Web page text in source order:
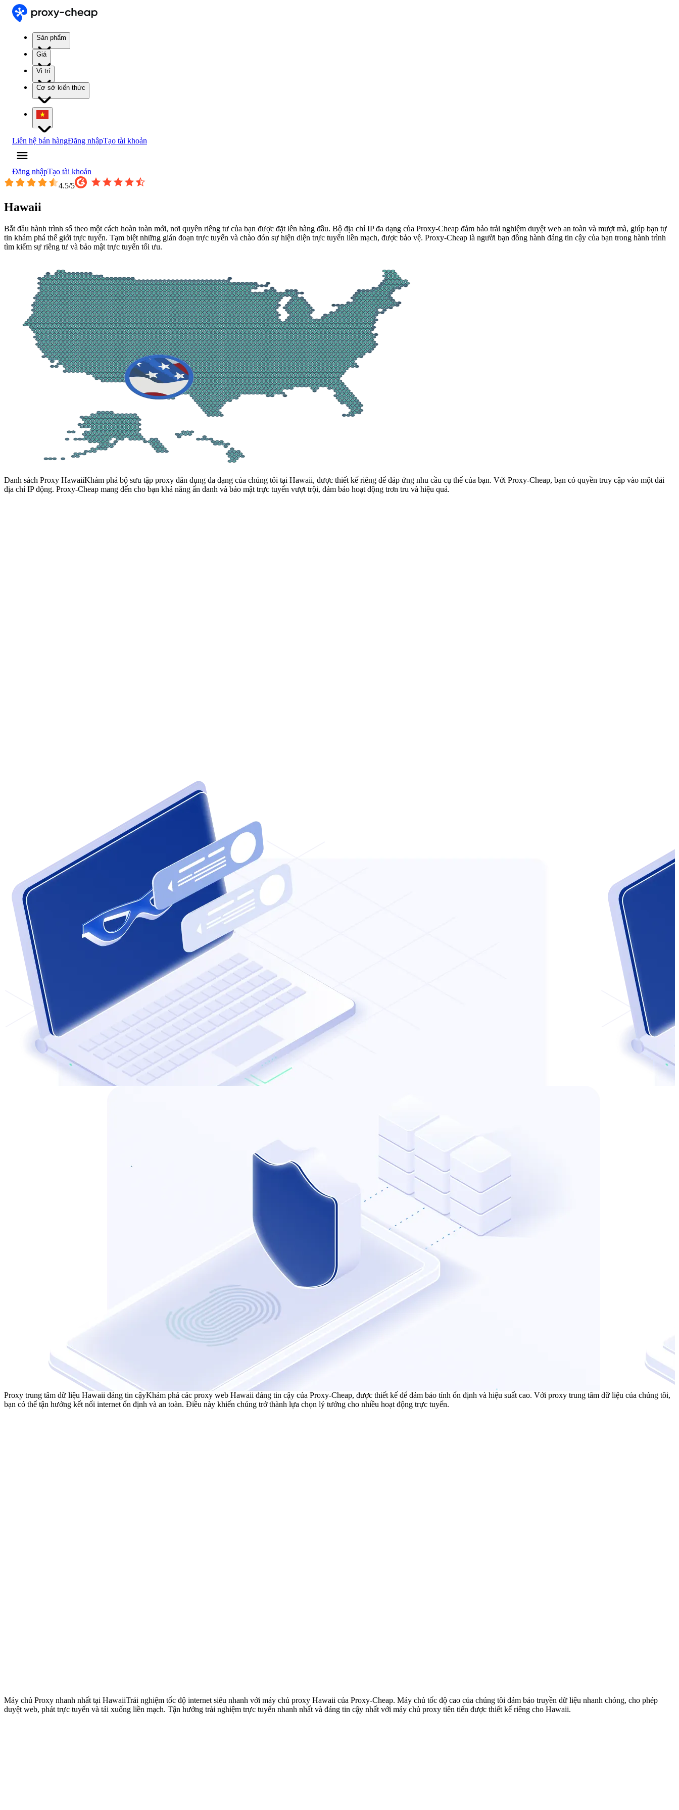
Sản phẩm
Giá
Vị trí
Cơ sở kiến thức
Liên hệ bán hàngĐăng nhậpTạo tài khoản
Đăng nhậpTạo tài khoản
4.5/5
Hawaii
Bắt đầu hành trình số theo một cách hoàn toàn mới, nơi quyền riêng tư của bạn được đặt lên hàng đầu. Bộ địa chỉ IP đa dạng của Proxy-Cheap đảm bảo trải nghiệm duyệt web an toàn và mượt mà, giúp bạn tự
tin khám phá thế giới trực tuyến. Tạm biệt những gián đoạn trực tuyến và chào đón sự hiện diện trực tuyến liền mạch, được bảo vệ. Proxy-Cheap là người bạn đồng hành đáng tin cậy của bạn trong hành trình
tìm kiếm sự riêng tư và bảo mật trực tuyến tối ưu.
Danh sách Proxy HawaiiKhám phá bộ sưu tập proxy dân dụng đa dạng của chúng tôi tại Hawaii, được thiết kế riêng để đáp ứng nhu cầu cụ thể của bạn. Với Proxy-Cheap, bạn có quyền truy cập vào một dải
địa chỉ IP động. Proxy-Cheap mang đến cho bạn khả năng ẩn danh và bảo mật trực tuyến vượt trội, đảm bảo hoạt động trơn tru và hiệu quả.
Proxy trung tâm dữ liệu Hawaii đáng tin cậyKhám phá các proxy web Hawaii đáng tin cậy của Proxy-Cheap, được thiết kế để đảm bảo tính ổn định và hiệu suất cao. Với proxy trung tâm dữ liệu của chúng tôi,
bạn có thể tận hưởng kết nối internet ổn định và an toàn. Điều này khiến chúng trở thành lựa chọn lý tưởng cho nhiều hoạt động trực tuyến.
Máy chủ Proxy nhanh nhất tại HawaiiTrải nghiệm tốc độ internet siêu nhanh với máy chủ proxy Hawaii của Proxy-Cheap. Máy chủ tốc độ cao của chúng tôi đảm bảo truyền dữ liệu nhanh chóng, cho phép
duyệt web, phát trực tuyến và tải xuống liền mạch. Tận hưởng trải nghiệm trực tuyến nhanh nhất và đáng tin cậy nhất với máy chủ proxy tiên tiến được thiết kế riêng cho Hawaii.